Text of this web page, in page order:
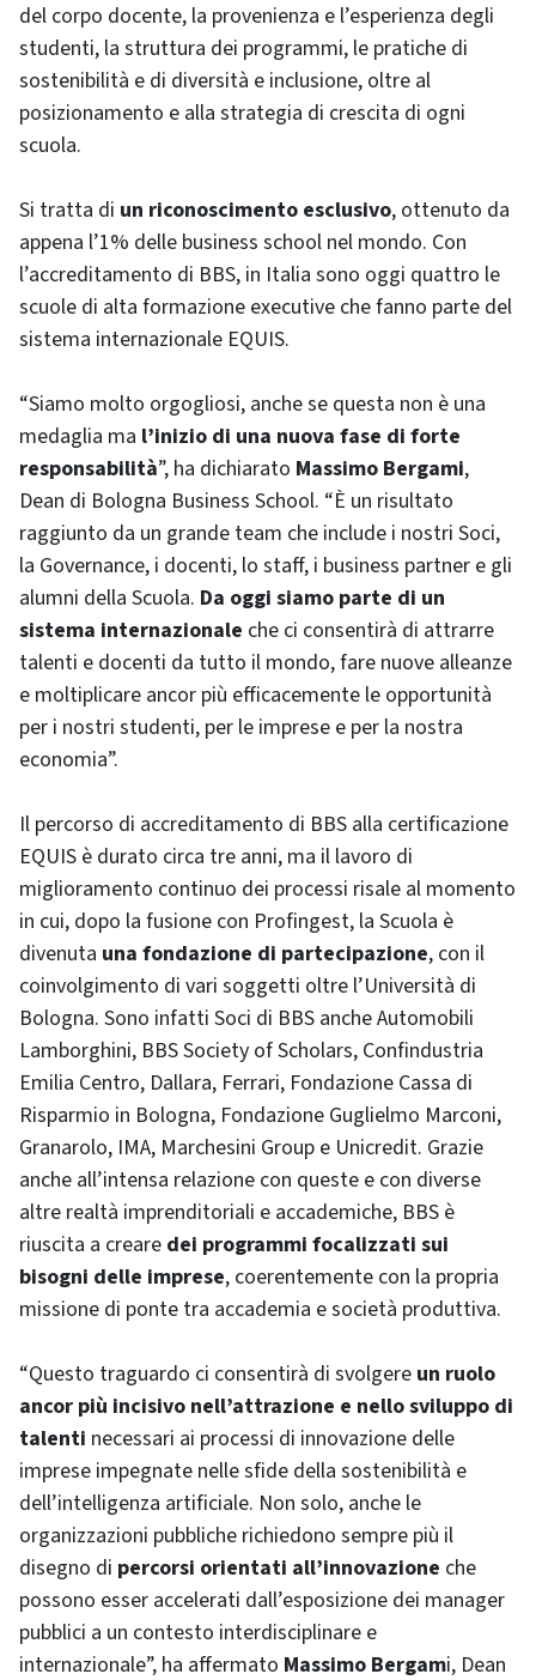
del corpo docente, la provenienza e l’esperienza degli
studenti, la struttura dei programmi, le pratiche di
sostenibilità e di diversità e inclusione, oltre al
posizionamento e alla strategia di crescita di ogni
scuola.
Si tratta di un riconoscimento esclusivo, ottenuto da
appena l’1% delle business school nel mondo. Con
l’accreditamento di BBS, in Italia sono oggi quattro le
scuole di alta formazione executive che fanno parte del
sistema internazionale EQUIS.
“Siamo molto orgogliosi, anche se questa non è una
medaglia ma l’inizio di una nuova fase di forte
responsabilità”, ha dichiarato Massimo Bergami,
Dean di Bologna Business School. “È un risultato
raggiunto da un grande team che include i nostri Soci,
la Governance, i docenti, lo staff, i business partner e gli
alumni della Scuola. Da oggi siamo parte di un
sistema internazionale che ci consentirà di attrarre
talenti e docenti da tutto il mondo, fare nuove alleanze
e moltiplicare ancor più efficacemente le opportunità
per i nostri studenti, per le imprese e per la nostra
economia”.
Il percorso di accreditamento di BBS alla certificazione
EQUIS è durato circa tre anni, ma il lavoro di
miglioramento continuo dei processi risale al momento
in cui, dopo la fusione con Profingest, la Scuola è
divenuta una fondazione di partecipazione, con il
coinvolgimento di vari soggetti oltre l’Università di
Bologna. Sono infatti Soci di BBS anche Automobili
Lamborghini, BBS Society of Scholars, Confindustria
Emilia Centro, Dallara, Ferrari, Fondazione Cassa di
Risparmio in Bologna, Fondazione Guglielmo Marconi,
Granarolo, IMA, Marchesini Group e Unicredit. Grazie
anche all’intensa relazione con queste e con diverse
altre realtà imprenditoriali e accademiche, BBS è
riuscita a creare dei programmi focalizzati sui
bisogni delle imprese, coerentemente con la propria
missione di ponte tra accademia e società produttiva.
“Questo traguardo ci consentirà di svolgere un ruolo
ancor più incisivo nell’attrazione e nello sviluppo di
talenti necessari ai processi di innovazione delle
imprese impegnate nelle sfide della sostenibilità e
dell’intelligenza artificiale. Non solo, anche le
organizzazioni pubbliche richiedono sempre più il
disegno di percorsi orientati all’innovazione che
possono esser accelerati dall’esposizione dei manager
pubblici a un contesto interdisciplinare e
internazionale”, ha affermato Massimo Bergami, Dean